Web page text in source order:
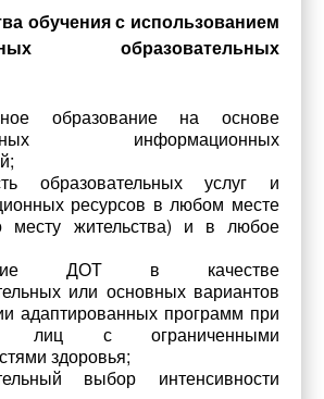
ОДОД
ОДОД
ОДОД
обучения с использованием
образовательных
образование на основе
информационных
образовательных услуг и
ресурсов в любом месте
месту жительства) и в любое
ДОТ в качестве
или основных вариантов
адаптированных программ при
лиц с ограниченными
здоровья;
выбор интенсивности